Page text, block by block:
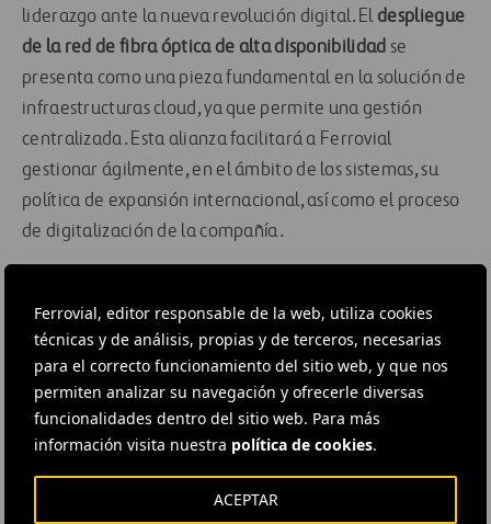
Ferrovial, editor responsable de la web, utiliza cookies
técnicas y de análisis, propias y de terceros, necesarias
para el correcto funcionamiento del sitio web, y que nos
permiten analizar su navegación y ofrecerle diversas
funcionalidades dentro del sitio web. Para más
información visita nuestra política de cookies.
ACEPTAR
liderazgo ante la nueva revolución digital. El despliegue
de la red de fibra óptica de alta disponibilidad se
presenta como una pieza fundamental en la solución de
infraestructuras cloud, ya que permite una gestión
centralizada. Esta alianza facilitará a Ferrovial
gestionar ágilmente, en el ámbito de los sistemas, su
política de expansión internacional, así como el proceso
de digitalización de la compañía.
referencia en la transformación digital de su actividad y
de sus empleados dentro del sector de infraestructuras y
servicios. La compañía ha creado un“Digital Hub”con el
objetivo de aprovechar oportunidades derivadas de la
digitalización de la sociedad.
Estrategia empresarial